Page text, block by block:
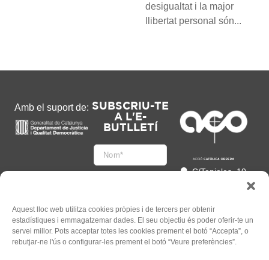
Aquest lloc web utilitza cookies pròpies i de tercers per obtenir
estadístiques i emmagatzemar dades. El seu objectiu és poder oferir-te un
servei millor. Pots acceptar totes les cookies prement el botó “Accepta”, o
rebutjar-ne l'ús o configurar-les prement el botó “Veure preferències”.
desigualtat i la major
llibertat personal són...
Amb el suport de: SUBSCRIU-TE
A L'E-
BUTLLETÍ
Accepto
l'Informació legal
C/Tapioles, 10
93 505 86 86
hola@acocat.org